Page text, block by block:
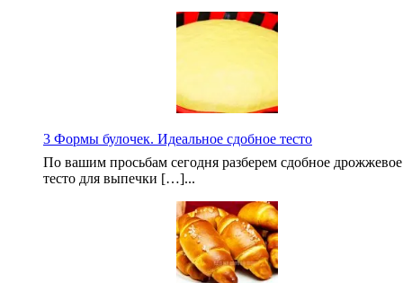
3 Формы булочек. Идеальное сдобное тесто
По вашим просьбам сегодня разберем сдобное дрожжевое
тесто для выпечки […]...